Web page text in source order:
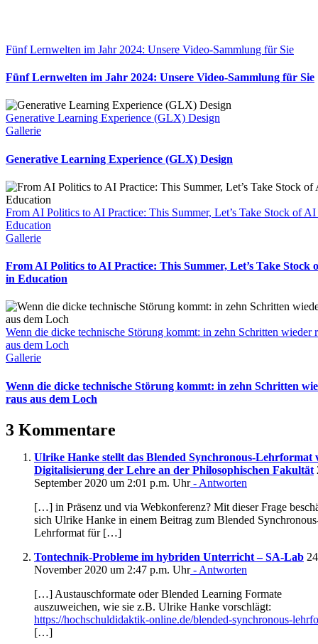
Fünf Lernwelten im Jahr 2024: Unsere Video-Sammlung für Sie
Fünf Lernwelten im Jahr 2024: Unsere Video-Sammlung für Sie
Generative Learning Experience (GLX) Design
Gallerie
Generative Learning Experience (GLX) Design
From AI Politics to AI Practice: This Summer, Let’s Take Stock of
Education
Gallerie
From AI Politics to AI Practice: This Summer, Let’s Take Stock
in Education
Wenn die dicke technische Störung kommt: in zehn Schritten wieder
aus dem Loch
Gallerie
Wenn die dicke technische Störung kommt: in zehn Schritten
raus aus dem Loch
3 Kommentare
Ulrike Hanke stellt das Blended Synchronous-Lehrformat
Digitalisierung der Lehre an der Philosophischen Fakultät
September 2020 um 2:01 p.m. Uhr- Antworten
[…] in Präsenz und via Webkonferenz? Mit dieser Frage
sich Ulrike Hanke in einem Beitrag zum Blended
Lehrformat für […]
Tontechnik-Probleme im hybriden Unterricht – SA-Lab
November 2020 um 2:47 p.m. Uhr- Antworten
[…] Austauschformate oder Blended Learning Formate
auszuweichen, wie sie z.B. Ulrike Hanke vorschlägt:
https://hochschuldidaktik-online.de/blended-synchronous-
[…]